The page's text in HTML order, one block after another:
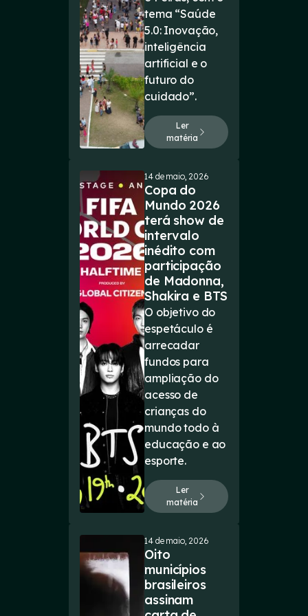
tema “Saúde
5.0: Inovação,
inteligência
artificial e o
futuro do
cuidado”.
Ler
matéria
14 de maio, 2026
Copa do
Mundo 2026
terá show de
intervalo
inédito com
participação
de Madonna,
Shakira e BTS
O objetivo do
espetáculo é
arrecadar
fundos para
ampliação do
acesso de
crianças do
mundo todo à
educação e ao
esporte.
Ler
matéria
14 de maio, 2026
Oito
municípios
brasileiros
assinam